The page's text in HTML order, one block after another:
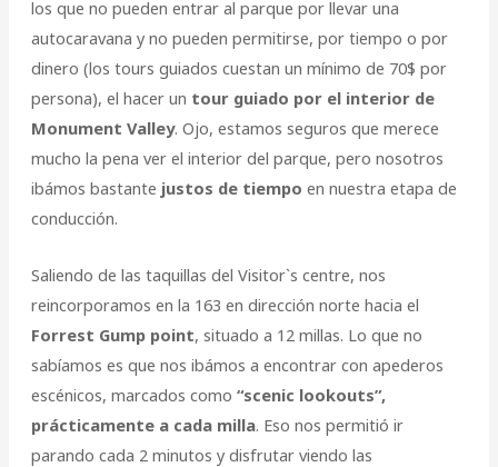
los que no pueden entrar al parque por llevar una
autocaravana y no pueden permitirse, por tiempo o por
dinero (los tours guiados cuestan un mínimo de 70$ por
persona), el hacer un tour guiado por el interior de
Monument Valley. Ojo, estamos seguros que merece
mucho la pena ver el interior del parque, pero nosotros
ibámos bastante justos de tiempo en nuestra etapa de
conducción.
Saliendo de las taquillas del Visitorˋs centre, nos
reincorporamos en la 163 en dirección norte hacia el
Forrest Gump point, situado a 12 millas. Lo que no
sabíamos es que nos ibámos a encontrar con apederos
escénicos, marcados como “scenic lookouts”,
prácticamente a cada milla. Eso nos permitió ir
parando cada 2 minutos y disfrutar viendo las